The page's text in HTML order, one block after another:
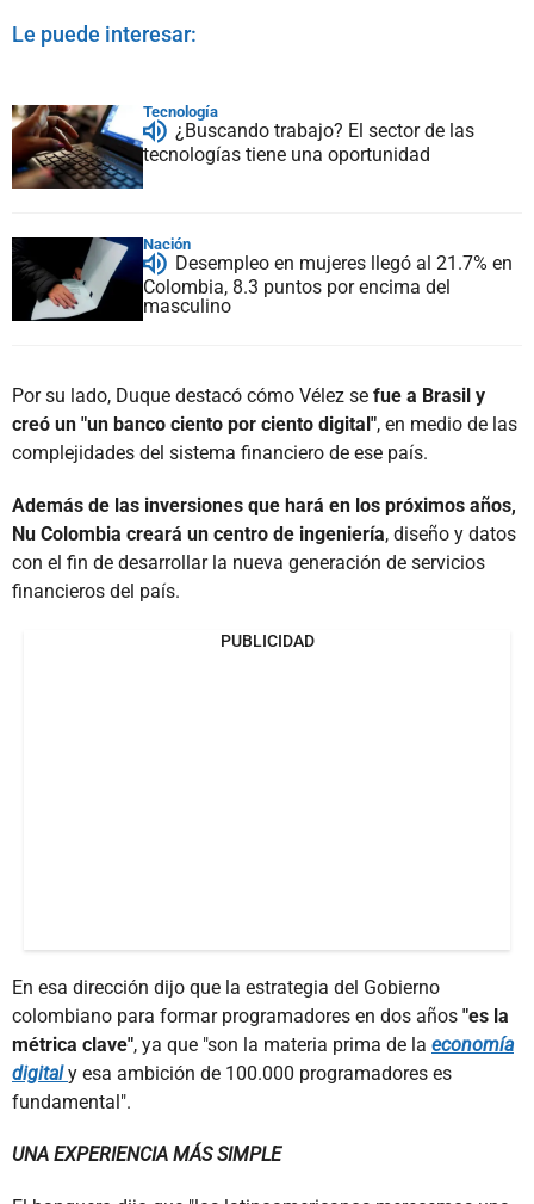
Le puede interesar:
Tecnología
¿Buscando trabajo? El sector de las
tecnologías tiene una oportunidad
Nación
Desempleo en mujeres llegó al 21.7% en
Colombia, 8.3 puntos por encima del
masculino
Por su lado, Duque destacó cómo Vélez se fue a Brasil y
creó un "un banco ciento por ciento digital", en medio de las
complejidades del sistema financiero de ese país.
Además de las inversiones que hará en los próximos años,
Nu Colombia creará un centro de ingeniería, diseño y datos
con el fin de desarrollar la nueva generación de servicios
financieros del país.
PUBLICIDAD
En esa dirección dijo que la estrategia del Gobierno
colombiano para formar programadores en dos años "es la
métrica clave", ya que "son la materia prima de la economía
digitaly esa ambición de 100.000 programadores es
fundamental".
UNA EXPERIENCIA MÁS SIMPLE